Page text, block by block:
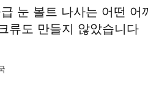
눈 볼트 나사는 어떤 어
류도 만들지 않았습니다